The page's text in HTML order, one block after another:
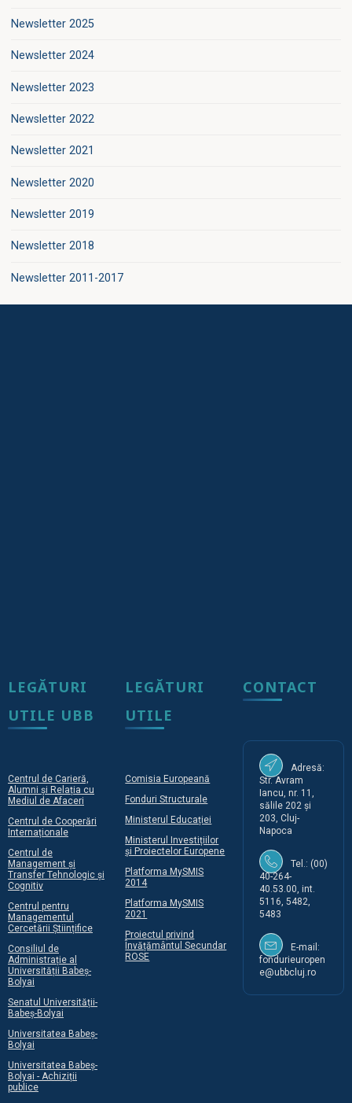
Newsletter 2025
Newsletter 2024
Newsletter 2023
Newsletter 2022
Newsletter 2021
Newsletter 2020
Newsletter 2019
Newsletter 2018
Newsletter 2011-2017
LEGĂTURI
UTILE UBB
Centrul de Carieră,
Alumni și Relația cu
Mediul de Afaceri
Centrul de Cooperări
Internaționale
Centrul de
Management și
Transfer Tehnologic și
Cognitiv
Centrul pentru
Managementul
Cercetării Științifice
Consiliul de
Administrație al
Universității Babeș-
Bolyai
Senatul Universității-
Babeș-Bolyai
Universitatea Babeș-
Bolyai
Universitatea Babeș-
Bolyai - Achiziții
publice
LEGĂTURI
UTILE
Comisia Europeană
Fonduri Structurale
Ministerul Educației
Ministerul Investițiilor
și Proiectelor Europene
Platforma MySMIS
2014
Platforma MySMIS
2021
Proiectul privind
Învățământul Secundar
ROSE
CONTACT
Adresă:
Str. Avram
Iancu, nr. 11,
sălile 202 și
203, Cluj-
Napoca
Tel.: (00)
40-264-
40.53.00, int.
5116, 5482,
5483
E-mail:
fondurieuropen
e@ubbcluj.ro